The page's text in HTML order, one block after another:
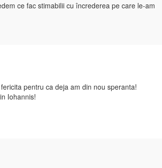
ce fac stimabilii cu încrederea pe care le-am
pentru ca deja am din nou speranta!
Iohannis!